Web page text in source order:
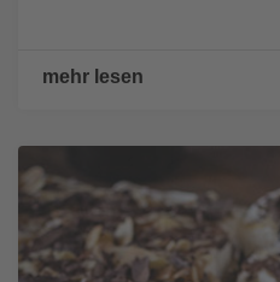
mehr lesen